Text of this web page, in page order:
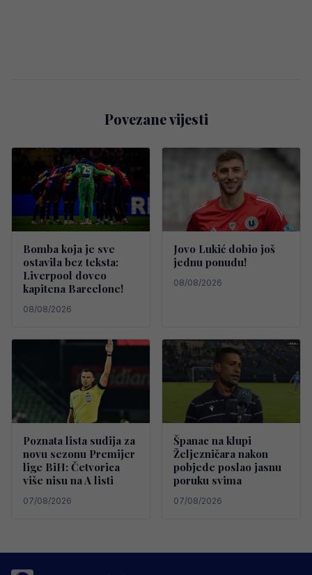
Povezane vijesti
Bomba koja je sve
ostavila bez teksta:
Liverpool doveo
kapitena Barcelone!
08/08/2026
Jovo Lukić dobio još
jednu ponudu!
08/08/2026
Poznata lista sudija za
novu sezonu Premijer
lige BiH: Četvorica
više nisu na A listi
07/08/2026
Španac na klupi
Željezničara nakon
pobjede poslao jasnu
poruku svima
07/08/2026